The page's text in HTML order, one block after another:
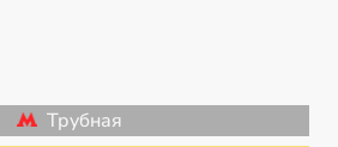
Трубная